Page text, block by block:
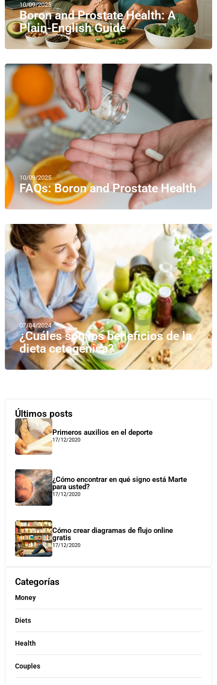
10/09/2025
Boron and Prostate Health: A
Plain-English Guide
10/09/2025
FAQs: Boron and Prostate Health
07/04/2024
¿Cuáles son los beneficios de la
dieta cetogénica?
Últimos posts
Primeros auxilios en el deporte
17/12/2020
¿Cómo encontrar en qué signo está Marte
para usted?
17/12/2020
Cómo crear diagramas de flujo online
gratis
17/12/2020
Categorías
Money
Diets
Health
Couples